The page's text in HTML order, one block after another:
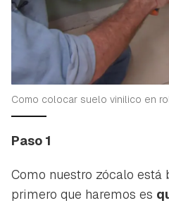
Como colocar suelo vinilico en
Paso 1
Como nuestro zócalo está
primero que haremos es